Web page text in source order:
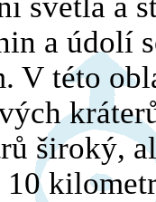
a údolí
V této
široký,
10